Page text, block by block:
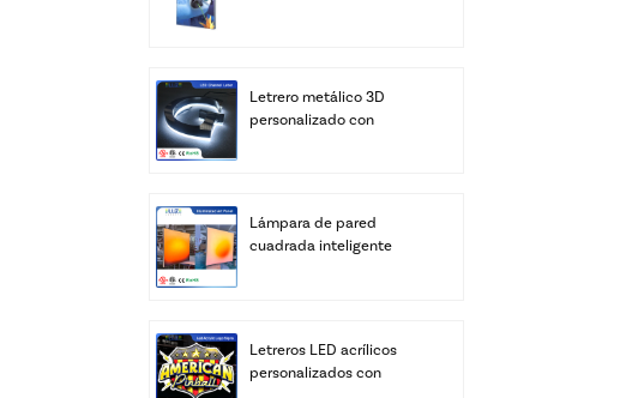
Letrero metálico 3D
personalizado con
iluminación para
edificios y bares, IP67
Lámpara de pared
cuadrada inteligente
remoto)
Letreros LED acrílicos
personalizados con